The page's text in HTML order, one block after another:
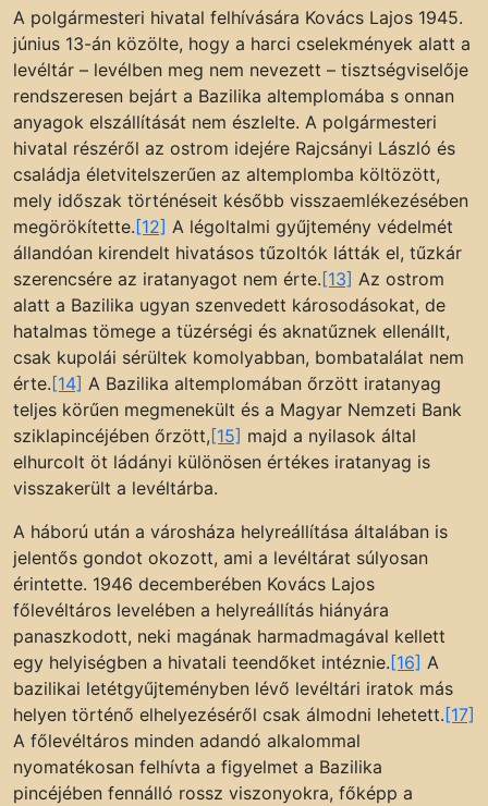
A polgármesteri hivatal felhívására Kovács Lajos 1945.
június 13-án közölte, hogy a harci cselekmények alatt a
levéltár – levélben meg nem nevezett – tisztségviselője
rendszeresen bejárt a Bazilika altemplomába s onnan
anyagok elszállítását nem észlelte. A polgármesteri
hivatal részéről az ostrom idejére Rajcsányi László és
családja életvitelszerűen az altemplomba költözött,
mely időszak történéseit később visszaemlékezésében
megörökítette. [12] A légoltalmi gyűjtemény védelmét
állandóan kirendelt hivatásos tűzoltók látták el, tűzkár
szerencsére az iratanyagot nem érte. [13] Az ostrom
alatt a Bazilika ugyan szenvedett károsodásokat, de
hatalmas tömege a tüzérségi és aknatűznek ellenállt,
csak kupolái sérültek komolyabban, bombatalálat nem
érte. [14] A Bazilika altemplomában őrzött iratanyag
teljes körűen megmenekült és a Magyar Nemzeti Bank
sziklapincéjében őrzött, [15] majd a nyilasok által
elhurcolt öt ládányi különösen értékes iratanyag is
visszakerült a levéltárba.
A háború után a városháza helyreállítása általában is
jelentős gondot okozott, ami a levéltárat súlyosan
érintette. 1946 decemberében Kovács Lajos
főlevéltáros levelében a helyreállítás hiányára
panaszkodott, neki magának harmadmagával kellett
egy helyiségben a hivatali teendőket intéznie. [16] A
bazilikai letétgyűjteményben lévő levéltári iratok más
helyen történő elhelyezéséről csak álmodni lehetett. [17]
A főlevéltáros minden adandó alkalommal
nyomatékosan felhívta a figyelmet a Bazilika
pincéjében fennálló rossz viszonyokra, főképp a